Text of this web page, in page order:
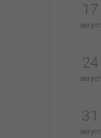
17
август
24
август
31
август